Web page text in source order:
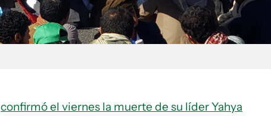
confirmó el viernes la muerte de su líder Yahya